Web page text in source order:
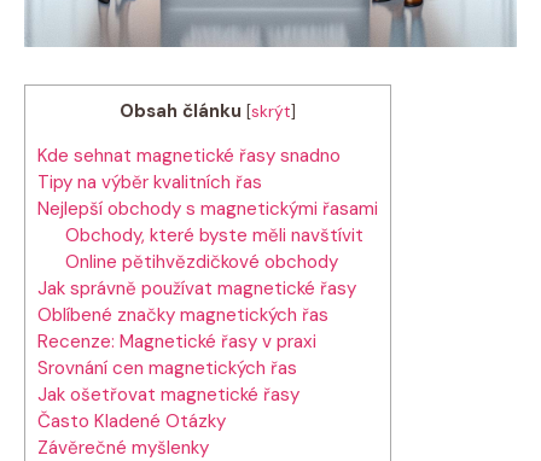
Obsah článku [skrýt]
Kde sehnat magnetické řasy snadno
Tipy na výběr kvalitních řas
Nejlepší obchody s magnetickými řasami
Obchody, které byste měli navštívit
Online pětihvězdičkové obchody
Jak správně používat magnetické řasy
Oblíbené značky magnetických řas
Recenze: Magnetické řasy v praxi
Srovnání cen magnetických řas
Jak ošetřovat magnetické řasy
Často Kladené Otázky
Závěrečné myšlenky